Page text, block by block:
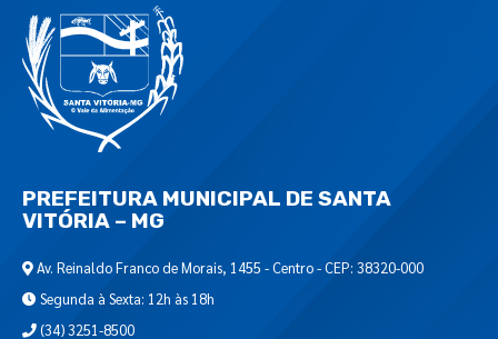
PREFEITURA MUNICIPAL DE SANTA
VITÓRIA – MG
Av. Reinaldo Franco de Morais, 1455 - Centro - CEP: 38320-000
Segunda à Sexta: 12h às 18h
(34) 3251-8500